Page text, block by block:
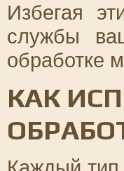
Избегая
службы
обработке
КАК